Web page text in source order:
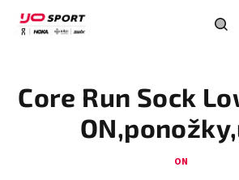
obsah
Core Run Sock
ON